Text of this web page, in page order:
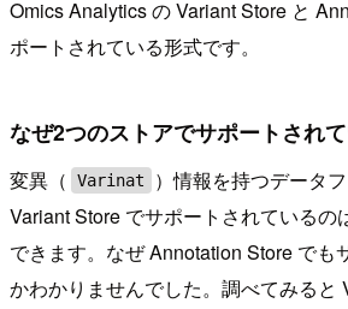
Omics Analytics の Variant Store と
ポートされている形式です。
なぜ2つのストアでサポートされ
変異（ Varinat
）情報を持つデータ
Variant Store でサポートされているの
できます。なぜ Annotation Store でも
かわかりませんでした。調べてみると